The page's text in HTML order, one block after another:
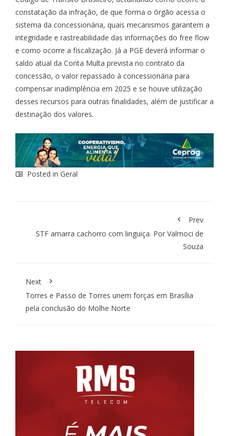
constatação da infração, de que forma o órgão acessa o
sistema da concessionária, quais mecanismos garantem a
integridade e rastreabilidade das informações do free flow
e como ocorre a fiscalização. Já a PGE deverá informar o
saldo atual da Conta Multa prevista no contrato da
concessão, o valor repassado à concessionária para
compensar inadimplência em 2025 e se houve utilização
desses recursos para outras finalidades, além de justificar a
destinação dos valores.
Posted in Geral
Prev
STF amarra cachorro com linguiça. Por Valmoci de
Souza
Next
Torres e Passo de Torres unem forças em Brasília
pela conclusão do Molhe Norte